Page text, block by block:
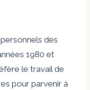
des
1980 et
le travail de
pour parvenir à